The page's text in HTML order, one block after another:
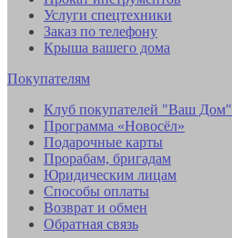
Услуги спецтехники
Заказ по телефону
Крыша вашего дома
Покупателям
Клуб покупателей "Ваш Дом"
Программа «Новосёл»
Подарочные карты
Прорабам, бригадам
Юридическим лицам
Способы оплаты
Возврат и обмен
Обратная связь